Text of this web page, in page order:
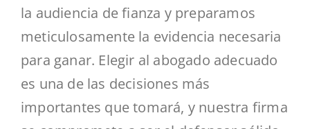
la audiencia de fianza y preparamos
meticulosamente la evidencia necesaria
para ganar. Elegir al abogado adecuado
es una de las decisiones más
importantes que tomará, y nuestra firma